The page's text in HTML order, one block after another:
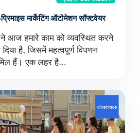
मार्केटिंग ऑटोमेशन सॉफ्टवेयर
ने आज हमारे काम को व्यवस्थित करने
है, जिसमें महत्वपूर्ण विपणन
हैं। एक लहर है...